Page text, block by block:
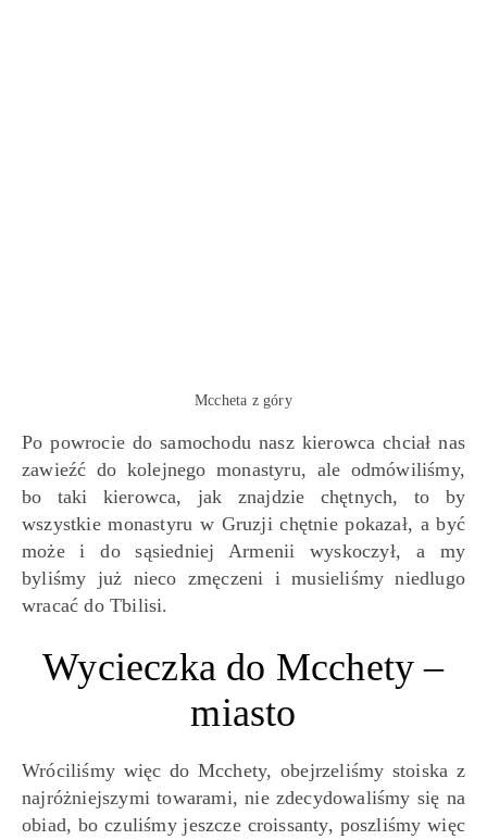
Mccheta z góry
Po powrocie do samochodu nasz kierowca chciał nas
zawieźć do kolejnego monastyru, ale odmówiliśmy,
bo taki kierowca, jak znajdzie chętnych, to by
wszystkie monastyru w Gruzji chętnie pokazał, a być
może i do sąsiedniej Armenii wyskoczył, a my
byliśmy już nieco zmęczeni i musieliśmy niedlugo
wracać do Tbilisi.
Wycieczka do Mcchety –
miasto
Wróciliśmy więc do Mcchety, obejrzeliśmy stoiska z
najróżniejszymi towarami, nie zdecydowaliśmy się na
obiad, bo czuliśmy jeszcze croissanty, poszliśmy więc